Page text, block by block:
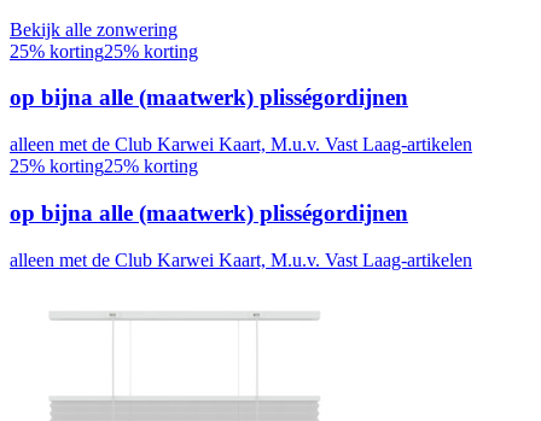
Bekijk alle zonwering
25% korting25% korting
op bijna alle (maatwerk) plisségordijnen
alleen met de Club Karwei Kaart, M.u.v. Vast Laag-artikelen
25% korting25% korting
op bijna alle (maatwerk) plisségordijnen
alleen met de Club Karwei Kaart, M.u.v. Vast Laag-artikelen